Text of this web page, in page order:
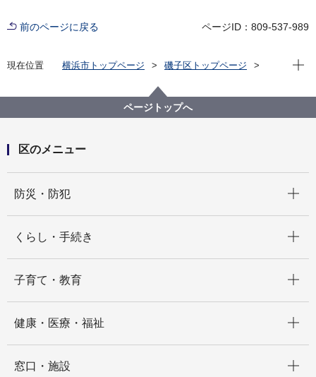
前のページに戻る ページID：809-537-989
現在位置 横浜市トップページ
磯子区トップページ
ISOGOフォトニュース
森南町内会🍠焼き芋大会が大盛り上がりでした
現在
ページトップへ
区のメニュー
防災・防犯
くらし・手続き
子育て・教育
健康・医療・福祉
窓口・施設